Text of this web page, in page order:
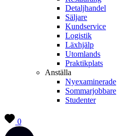
Detaljhandel
Säljare
Kundservice
Logistik
Läxhjälp
Utomlands
Praktikplats
Anställa
Nyexaminerade
Sommarjobbare
Studenter
0